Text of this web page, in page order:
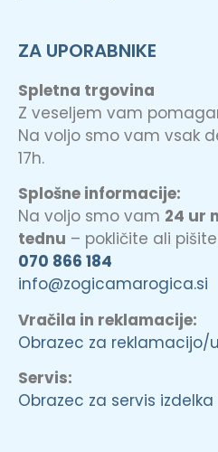
ZA UPORABNIKE
Spletna trgovina
Z veseljem vam
Na voljo smo vam vsak
17h.
Splošne informacije:
Na voljo smo vam 24 ur
tednu – pokličite ali
070 866 184
info@zogicamarogica.si
Vračila in reklamacije:
Obrazec za
Servis:
Obrazec za servis izdelka